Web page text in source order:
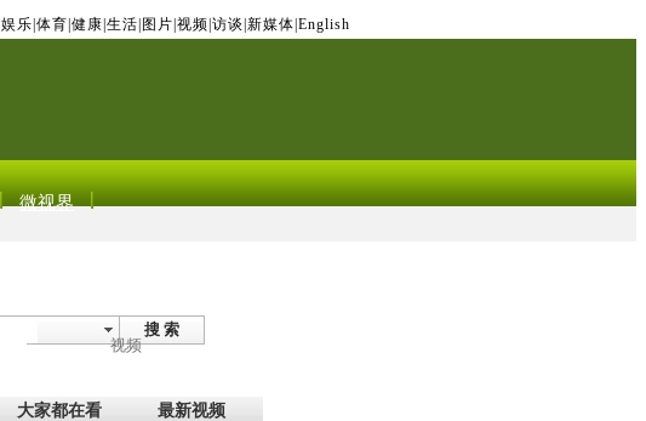
娱乐 体育 健康 生活 图片 视频 访谈 新媒体 English
微视界
搜 索
视频
大家都在看 最新视频